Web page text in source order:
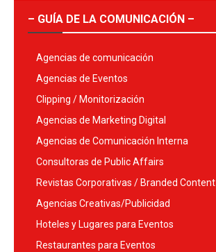
– GUÍA DE LA COMUNICACIÓN –
Agencias de comunicación
Agencias de Eventos
Clipping / Monitorización
Agencias de Marketing Digital
Agencias de Comunicación Interna
Consultoras de Public Affairs
Revistas Corporativas / Branded Content
Agencias Creativas/Publicidad
Hoteles y Lugares para Eventos
Restaurantes para Eventos